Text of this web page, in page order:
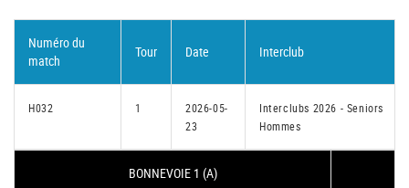
Numéro du
match
Tour Date Interclub
H032 1
2026-05-
23
Interclubs 2026 - Seniors
Hommes
BONNEVOIE 1 (A)